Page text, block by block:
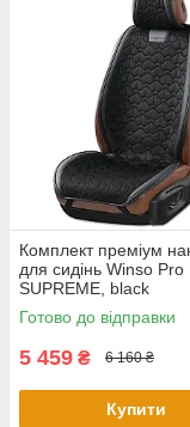
Комплект преміум
для сидінь Winso Pro
SUPREME, black
Готово до відправки
5 459 ₴ 6 160 ₴
Купити